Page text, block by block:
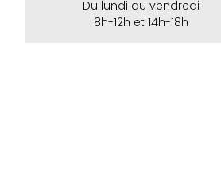
Du lundi au vendredi
8h-12h et 14h-18h